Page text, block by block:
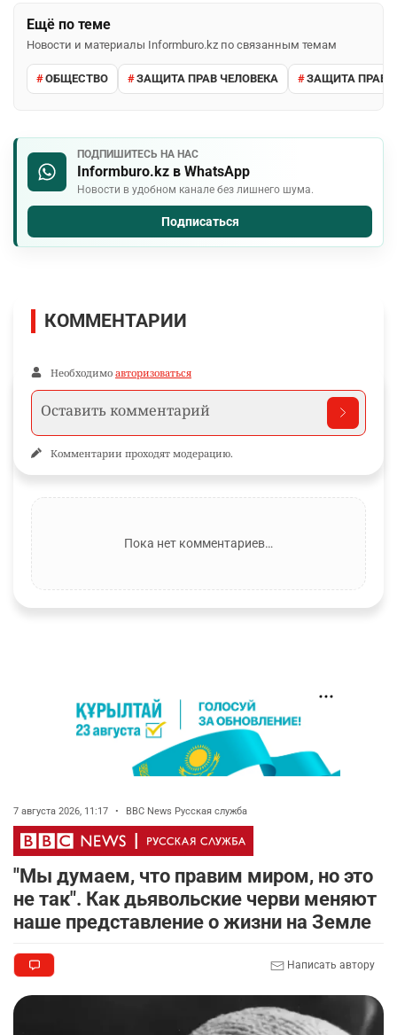
Ещё по теме
Новости и материалы Informburo.kz по связанным темам
ОБЩЕСТВО ЗАЩИТА ПРАВ ЧЕЛОВЕКА ЗАЩИТА ПРАВ
ПОДПИШИТЕСЬ НА НАС
Informburo.kz в WhatsApp
Новости в удобном канале без лишнего шума.
Подписаться
КОММЕНТАРИИ
Необходимо авторизоваться
Комментарии проходят модерацию.
Пока нет комментариев…
7 августа 2026, 11:17 • BBC News Русская служба
"Мы думаем, что правим миром, но это
не так". Как дьявольские черви меняют
наше представление о жизни на Земле
Написать автору